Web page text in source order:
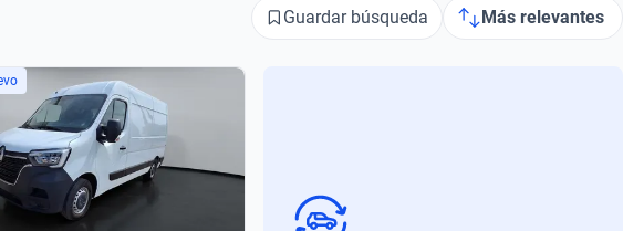
Guardar búsqueda Más relevantes